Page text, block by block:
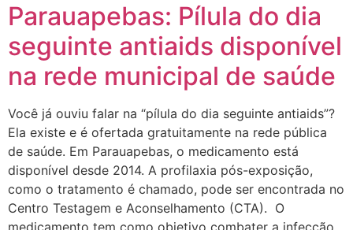
Parauapebas: Pílula do dia
seguinte antiaids disponível
na rede municipal de saúde
Você já ouviu falar na “pílula do dia seguinte antiaids”?
Ela existe e é ofertada gratuitamente na rede pública
de saúde. Em Parauapebas, o medicamento está
disponível desde 2014. A profilaxia pós-exposição,
como o tratamento é chamado, pode ser encontrada no
Centro Testagem e Aconselhamento (CTA). O
medicamento tem como objetivo combater a infecção